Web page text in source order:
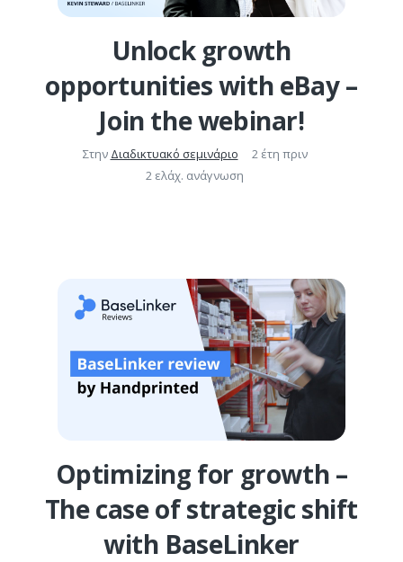
Unlock growth
opportunities with eBay –
Join the webinar!
Στην Διαδικτυακό σεμινάριο
2 έτη πριν
2 ελάχ. ανάγνωση
Optimizing for growth –
The case of strategic shift
with BaseLinker